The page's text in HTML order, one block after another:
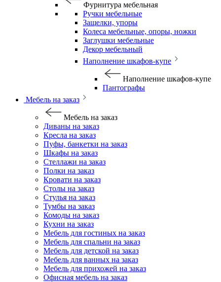
Фурнитура мебельная
Ручки мебельные
Защелки, упоры
Колеса мебельные, опоры, ножки
Заглушки мебельные
Декор мебельный
Наполнение шкафов-купе
Наполнение шкафов-купе
Пантографы
Мебель на заказ
Мебель на заказ
Диваны на заказ
Кресла на заказ
Пуфы, банкетки на заказ
Шкафы на заказ
Стеллажи на заказ
Полки на заказ
Кровати на заказ
Столы на заказ
Стулья на заказ
Тумбы на заказ
Комоды на заказ
Кухни на заказ
Мебель для гостиных на заказ
Мебель для спальни на заказ
Мебель для детской на заказ
Мебель для ванных на заказ
Мебель для прихожей на заказ
Офисная мебель на заказ